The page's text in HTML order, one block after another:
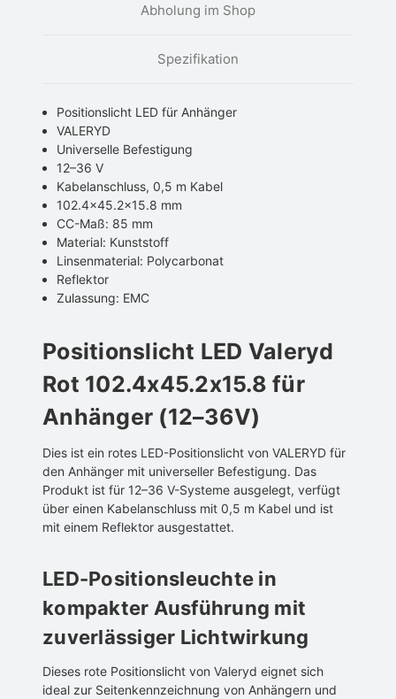
Abholung im Shop
Spezifikation
Positionslicht LED für Anhänger
VALERYD
Universelle Befestigung
12–36 V
Kabelanschluss, 0,5 m Kabel
102.4x45.2x15.8 mm
CC-Maß: 85 mm
Material: Kunststoff
Linsenmaterial: Polycarbonat
Reflektor
Zulassung: EMC
Positionslicht LED Valeryd
Rot 102.4x45.2x15.8 für
Anhänger (12–36V)
Dies ist ein rotes LED-Positionslicht von VALERYD für
den Anhänger mit universeller Befestigung. Das
Produkt ist für 12–36 V-Systeme ausgelegt, verfügt
über einen Kabelanschluss mit 0,5 m Kabel und ist
mit einem Reflektor ausgestattet.
LED-Positionsleuchte in
kompakter Ausführung mit
zuverlässiger Lichtwirkung
Dieses rote Positionslicht von Valeryd eignet sich
ideal zur Seitenkennzeichnung von Anhängern und